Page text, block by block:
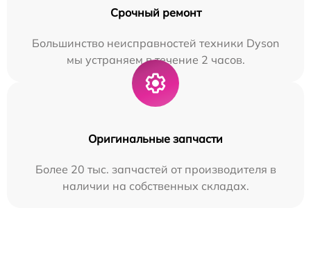
Срочный ремонт
Большинство неисправностей техники Dyson
мы устраняем в течение 2 часов.
Оригинальные запчасти
Более 20 тыс. запчастей от производителя в
наличии на собственных складах.